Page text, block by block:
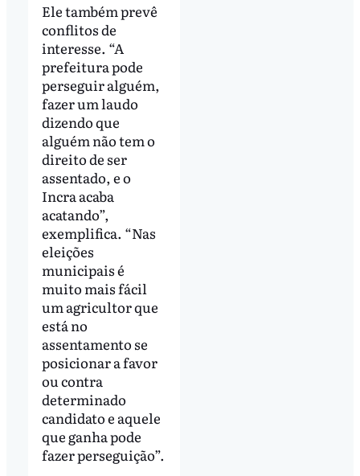
Ele também prevê
conflitos de
interesse. “A
prefeitura pode
perseguir alguém,
fazer um laudo
dizendo que
alguém não tem o
direito de ser
assentado, e o
Incra acaba
acatando”,
exemplifica. “Nas
eleições
municipais é
muito mais fácil
um agricultor que
está no
assentamento se
posicionar a favor
ou contra
determinado
candidato e aquele
que ganha pode
fazer perseguição”.